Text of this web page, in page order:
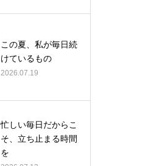
この夏、私が毎日続
けているもの
2026.07.19
忙しい毎日だからこ
そ、立ち止まる時間
を